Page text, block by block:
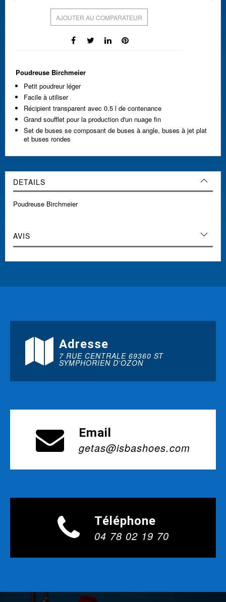
AJOUTER AU COMPARATEUR
Poudreuse Birchmeier
Petit poudreur léger
Facile à utiliser
Récipient transparent avec 0.5 l de contenance
Grand soufflet pour la production d'un nuage fin
Set de buses se composant de buses à angle, buses à jet plat
et buses rondes
DETAILS
Poudreuse Birchmeier
AVIS
Adresse
7 RUE CENTRALE 69360 ST
SYMPHORIEN D'OZON
Email
getas@isbashoes.com
Téléphone
04 78 02 19 70